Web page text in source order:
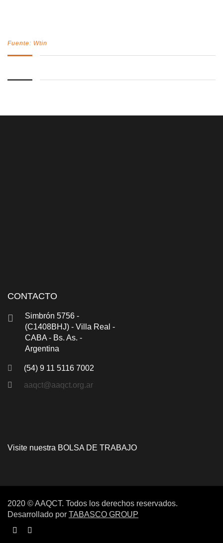
Fuente: Wtin
CONTACTO
Simbrón 5756 -
(C1408BHJ) - Villa Real -
CABA - Bs. As. -
Argentina
(54) 9 11 5116 7002
aaqct@aaqct.org.ar
Visite nuestra BOLSA DE TRABAJO
2020 © AAQCT. Todos los derechos reservados.
Desarrollado por TABASCO GROUP